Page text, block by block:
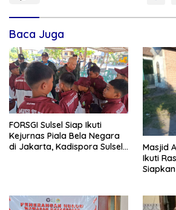
Baca Juga
FORSGI Sulsel Siap Ikuti
Kejurnas Piala Bela Negara
di Jakarta, Kadispora Sulsel
Masjid
Ikuti